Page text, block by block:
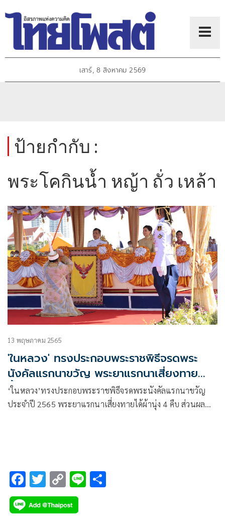
เสาร์, 8 สิงหาคม 2569
ป้ายกำกับ :
พระโคกินน้ำ หญ้า ถั่ว เหล้า
13 พฤษภาคม 2565
'ในหลวง' ทรงประกอบพระราชพิธีจรดพระ
นังคัลแรกนาขวัญ พระยาแรกนาเสี่ยงทาย
น้ำท่าจะบริบูรณ์พอควร
‘ในหลวง’ทรงประกอบพระราชพิธีจรดพระนังคัลแรกนาขวัญ
ประจำปี 2565 พระยาแรกนาเสี่ยงทายได้ผ้านุ่ง 4 คืบ ส่วนผล
F
ac
e
T
wi
tt
C
o
p
Li